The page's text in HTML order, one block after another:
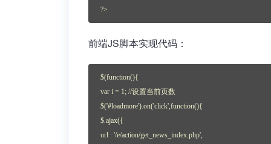
?>
前端JS脚本实现代码：
$(function(){
var i = 1; //设置当前页数
$('#loadmore').on('click',function(){
$.ajax({
url : '/e/action/get_news_index.php',